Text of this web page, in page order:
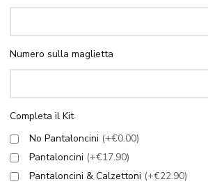
Numero sulla maglietta
Completa il Kit
No Pantaloncini (+€0.00)
Pantaloncini (+€17.90)
Pantaloncini & Calzettoni (+€22.90)